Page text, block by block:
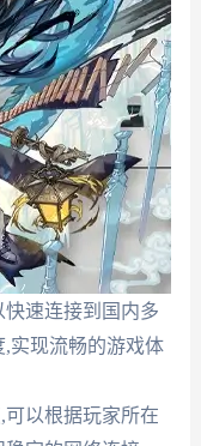
速连接到国内多
实现流畅的游戏体
以根据玩家所在